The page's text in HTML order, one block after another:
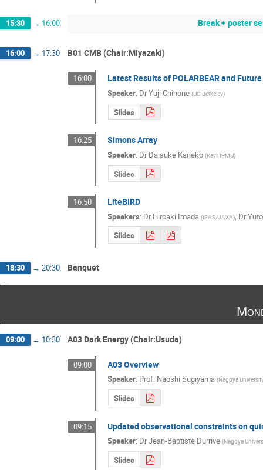
15:30 → 16:00 Break + poster
16:00 → 17:30 B01 CMB (Chair:Miyazaki)
16:00 Latest Results of POLARBEAR and
Speaker: DrYuji Chinone (UC Berkeley)
Slides
16:25 Simons Array
Speaker: DrDaisuke Kaneko (Kavli IPMU)
Slides
16:50 LiteBIRD
Speakers: DrHiroaki Imada (ISAS/JAXA), Dr
Slides
18:30 → 20:30 Banquet
09:00 → 10:30 A03 Dark Energy (Chair:Usuda)
09:00 A03 Overview
Speaker: Prof. Naoshi Sugiyama (Nagoya
Slides
09:15 Updated observational constraints on
Speaker: DrJean-Baptiste Durrive (Nagoya
Slides